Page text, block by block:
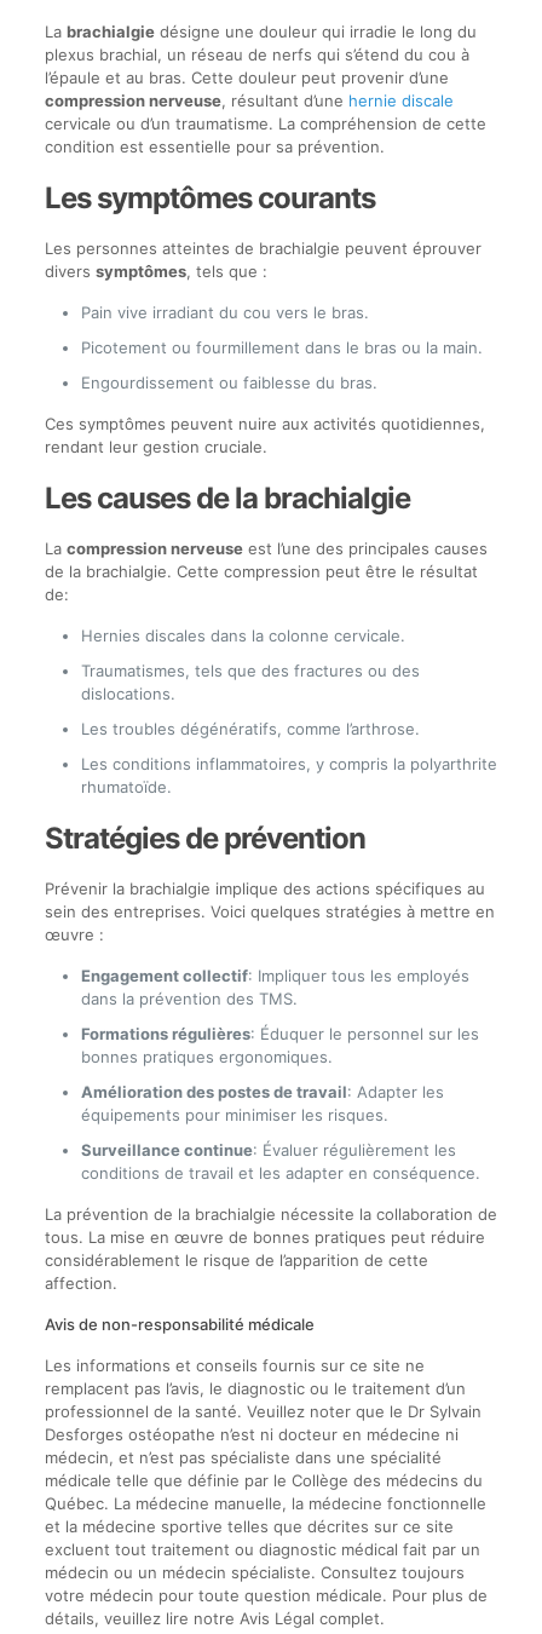
La brachialgiedésigne une douleur qui irradie le long du
plexus brachial, un réseau de nerfs qui s’étend du cou à
l’épaule et au bras. Cette douleur peut provenir d’une
compression nerveuse, résultant d’une hernie discale
cervicale ou d’un traumatisme. La compréhension de cette
condition est essentielle pour sa prévention.
Les symptômes courants
Les personnes atteintes de brachialgie peuvent éprouver
divers symptômes, tels que :
Pain vive irradiant du cou vers le bras.
Picotement ou fourmillement dans le bras ou la main.
Engourdissement ou faiblesse du bras.
Ces symptômes peuvent nuire aux activités quotidiennes,
rendant leur gestion cruciale.
Les causes de la brachialgie
La compression nerveuseest l’une des principales causes
de la brachialgie. Cette compression peut être le résultat
de:
Hernies discales dans la colonne cervicale.
Traumatismes, tels que des fractures ou des
dislocations.
Les troubles dégénératifs, comme l’arthrose.
Les conditions inflammatoires, y compris la polyarthrite
rhumatoïde.
Stratégies de prévention
Prévenir la brachialgie implique des actions spécifiques au
sein des entreprises. Voici quelques stratégies à mettre en
œuvre :
Engagement collectif: Impliquer tous les employés
dans la prévention des TMS.
Formations régulières: Éduquer le personnel sur les
bonnes pratiques ergonomiques.
Amélioration des postes de travail: Adapter les
équipements pour minimiser les risques.
Surveillance continue: Évaluer régulièrement les
conditions de travail et les adapter en conséquence.
La prévention de la brachialgie nécessite la collaboration de
tous. La mise en œuvre de bonnes pratiques peut réduire
considérablement le risque de l’apparition de cette
affection.
Avis de non-responsabilité médicale
Les informations et conseils fournis sur ce site ne
remplacent pas l’avis, le diagnostic ou le traitement d’un
professionnel de la santé. Veuillez noter que le Dr Sylvain
Desforges ostéopathe n’est ni docteur en médecine ni
médecin, et n’est pas spécialiste dans une spécialité
médicale telle que définie par le Collège des médecins du
Québec. La médecine manuelle, la médecine fonctionnelle
et la médecine sportive telles que décrites sur ce site
excluent tout traitement ou diagnostic médical fait par un
médecin ou un médecin spécialiste. Consultez toujours
votre médecin pour toute question médicale. Pour plus de
détails, veuillez lire notre Avis Légal complet.